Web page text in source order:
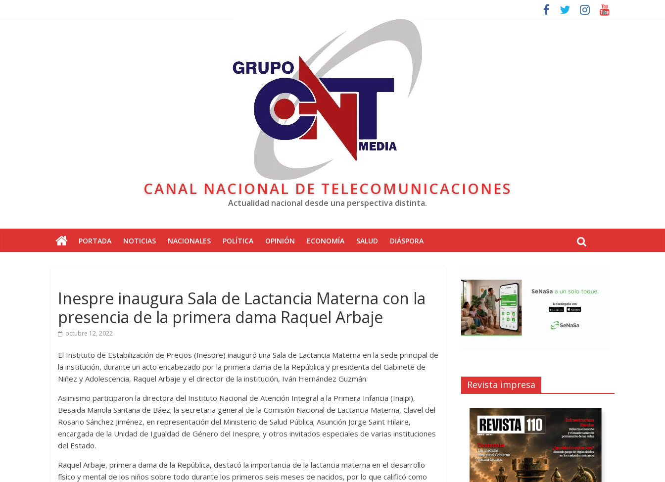
CANAL NACIONAL DE TELECOMUNICACIONES
Actualidad nacional desde una perspectiva distinta.
PORTADA NOTICIAS NACIONALES POLÍTICA OPINIÓN ECONOMÍA SALUD DIÁSPORA
Inespre inaugura Sala de Lactancia Materna con la
presencia de la primera dama Raquel Arbaje
octubre 12, 2022
El Instituto de Estabilización de Precios (Inespre) inauguró una Sala de Lactancia Materna en la sede principal de
la institución, durante un acto encabezado por la primera dama de la República y presidenta del Gabinete de
Niñez y Adolescencia, Raquel Arbaje y el director de la institución, Iván Hernández Guzmán.
Asimismo participaron la directora del Instituto Nacional de Atención Integral a la Primera Infancia (Inaipi),
Besaida Manola Santana de Báez; la secretaria general de la Comisión Nacional de Lactancia Materna, Clavel del
Rosario Sánchez Jiménez, en representación del Ministerio de Salud Pública; Asunción Jorge Saint Hilaire,
encargada de la Unidad de Igualdad de Género del Inespre; y otros invitados especiales de varias instituciones
del Estado.
Raquel Arbaje, primera dama de la República, destacó la importancia de la lactancia materna en el desarrollo
físico y mental de los niños sobre todo durante los primeros seis meses de nacidos, por lo que calificó como
Revista impresa